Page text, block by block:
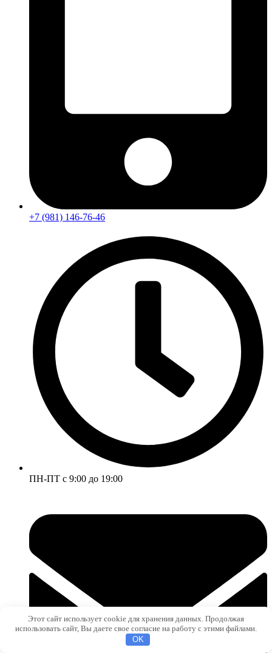
+7 (981) 146-76-46
ПН-ПТ с 9:00 до 19:00
Этот сайт использует cookie для хранения данных. Продолжая
использовать сайт, Вы даете свое согласие на работу с этими файлами.
OK